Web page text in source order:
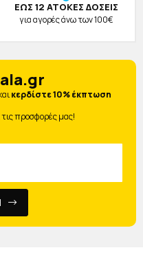
ΕΩΣ 12 ΑΤΟΚΕΣ ΔΟΣΕΙΣ
για αγορές άνω των 100€
κερδίστε 10% έκπτωση
προσφορές μας!